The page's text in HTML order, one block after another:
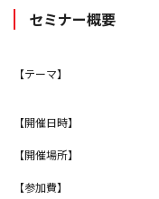
セミナー概要
【テーマ】
【開催日時】
【開催場所】
【参加費】